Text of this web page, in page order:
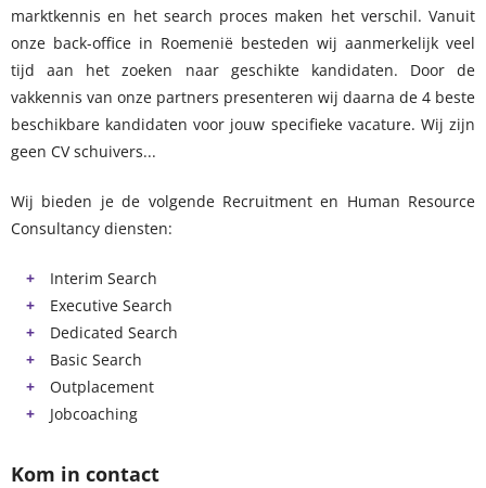
Kom in contact
marktkennis en het search proces maken het verschil. Vanuit
onze back-office in Roemenië besteden wij aanmerkelijk veel
tijd aan het zoeken naar geschikte kandidaten. Door de
vakkennis van onze partners presenteren wij daarna de 4 beste
beschikbare kandidaten voor jouw specifieke vacature. Wij zijn
geen CV schuivers...
Wij bieden je de volgende Recruitment en Human Resource
Consultancy diensten:
Interim Search
Executive Search
Dedicated Search
Basic Search
Outplacement
Jobcoaching